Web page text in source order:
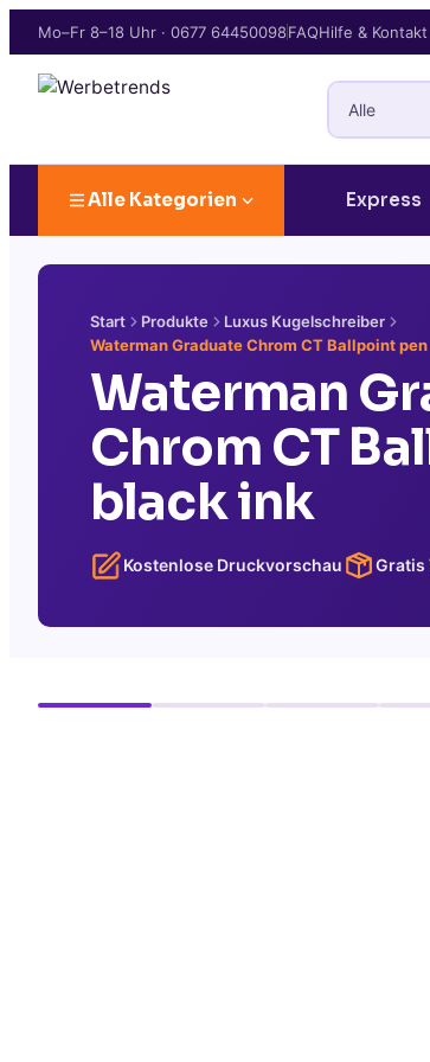
Mo–Fr 8–18 Uhr · 0677 64450098FAQHilfe & Kontakt
Alle Kategorien Express
Start Produkte
Luxus Kugelschreiber
Waterman Graduate Chrom CT Ballpoint
Waterman
Chrom CT
black ink
Kostenlose Druckvorschau Gratis